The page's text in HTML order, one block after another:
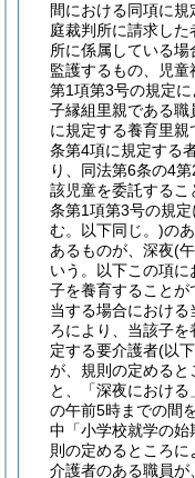
間における同項に
庭裁判所に請求した
所に係属している場
監護するもの、児童
第1項第3号の規定
子縁組里親である
に規定する養育里親
条第4項に規定する
り、同法第6条の4
該児童を委託する
条第1項第3号の規
む。以下同じ。)の
あるものが、深夜(
いう。以下この項に
子を養育すること
当する場合におけ
ろにより、当該子
定する要介護者(以
が、規則の定めると
と、「深夜におけ
の午前5時までの間
中「小学校就学の始
則の定めるところ
介護者のある職員